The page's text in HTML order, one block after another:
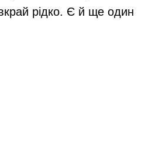
рідко. Є й ще один